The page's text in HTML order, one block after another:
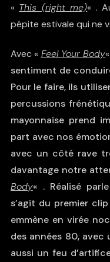
« This (right me)« .
pépite estivale qui ne
Avec « Feel Your Body
sentiment de
Pour le faire, ils
percussions
mayonnaise prend
part avec nos
avec un côté rave
davantage notre
Body« . Réalisé
s’agit du premier
emmène en virée
des années 80,
aussi un feu